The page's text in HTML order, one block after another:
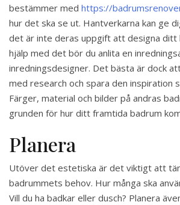
bestämmer med https://
hur det ska se ut. Hantverkarna kan ge
det är inte deras uppgift att designa ditt
hjälp med det bör du anlita en
inredningsdesigner. Det bästa är dock
med research och spara den inspiration
Färger, material och bilder på andras
grunden för hur ditt framtida badrum
Planera
Utöver det estetiska är det viktigt att
badrummets behov. Hur många ska
Vill du ha badkar eller dusch? Planera